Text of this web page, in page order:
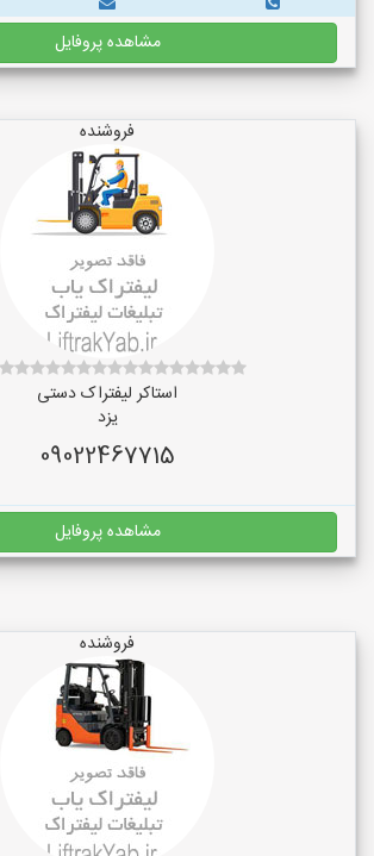
مشاهده پروفایل
فروشنده
استاکر لیفتراک دستی
یزد
09022467715
مشاهده پروفایل
فروشنده